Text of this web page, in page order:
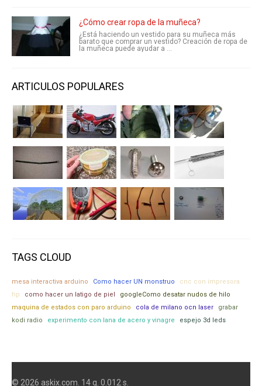
¿Cómo crear ropa de la muñeca?
¿Está haciendo un vestido para su muñeca más
barato que comprar un vestido? Creación de ropa de
la muñeca puede ayudar a ...
ARTICULOS POPULARES
TAGS CLOUD
mesa interactiva arduino Como hacer UN monstruo
cnc con impresora
hp
como hacer un latigo de piel
googleComo desatar nudos de hilo
maquina de estados con paro arduino
cola de milano ocn laser
grabar
kodi radio
experimento con lana de acero y vinagre espejo 3d leds
© 2026 askix.com. 14 q. 0.012 s.